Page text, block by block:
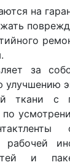
на
за
ткани с
по
рабочей
и